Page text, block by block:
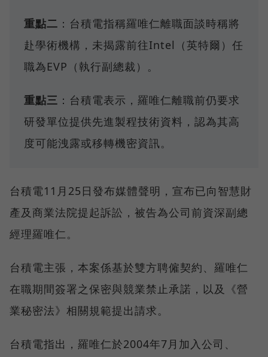
重點二 ：台積電指稱羅唯仁離職面談時稱將
赴學術機構，未揭露前往Intel（英特爾）任
職為EVP（執行副總裁）。
重點三 ：台積電表示，羅唯仁離職前仍要求
研發單位提供先進製程技術資料，認為其高
度可能洩露或移轉機密資訊。
台積電11月25日發布媒體聲明，宣布已向智慧財
產及商業法院提起訴訟，被告為公司前資深副總
經理羅唯仁。
台積電主張，本案係基於雙方聘僱契約、羅唯仁
在職期間簽署之保密與競業禁止承諾，以及《營
業秘密法》相關規範提出請求。
台積電指出，羅唯仁於2004年7月加入公司、